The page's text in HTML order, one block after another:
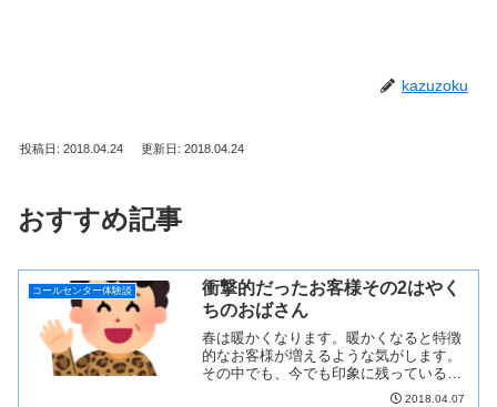
kazuzoku
投稿日: 2018.04.24 更新日: 2018.04.24
おすすめ記事
コールセンター体験談
衝撃的だったお客様その2はやく
ちのおばさん
春は暖かくなります。暖かくなると特徴
的なお客様が増えるような気がします。
その中でも、今でも印象に残っているお
客様とのエピソードを紹介します。はや
2018.04.07